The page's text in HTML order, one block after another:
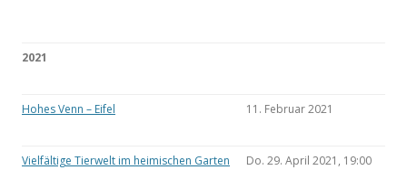
2021
Hohes Venn – Eifel 11. Februar 2021
Vielfältige Tierwelt im heimischen Garten
Do. 29. April 2021, 19:00